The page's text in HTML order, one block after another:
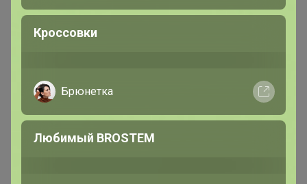
Серебряный организатор
6 августа, 2026 18:42
Кроссовки
Брюнетка
Любимый BROSTEM